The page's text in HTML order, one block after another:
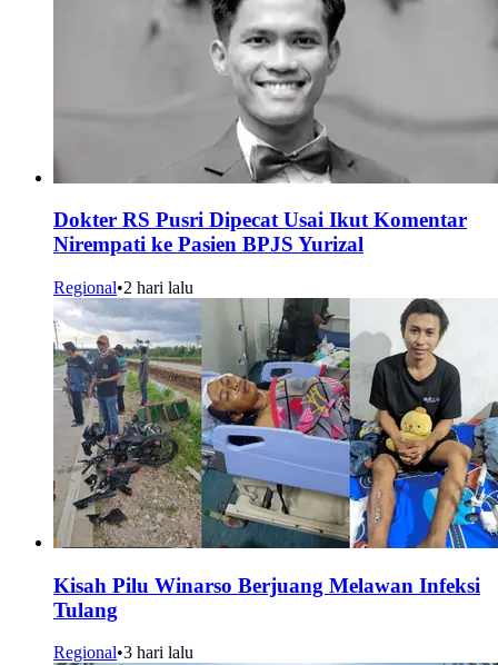
Dokter RS Pusri Dipecat Usai Ikut Komentar
Nirempati ke Pasien BPJS Yurizal
Regional•2 hari lalu
Kisah Pilu Winarso Berjuang Melawan Infeksi
Tulang
Regional•3 hari lalu